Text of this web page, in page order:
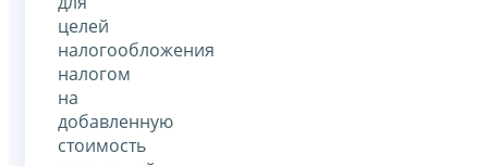
целей
налогообложения
налогом
на
добавленную
стоимость